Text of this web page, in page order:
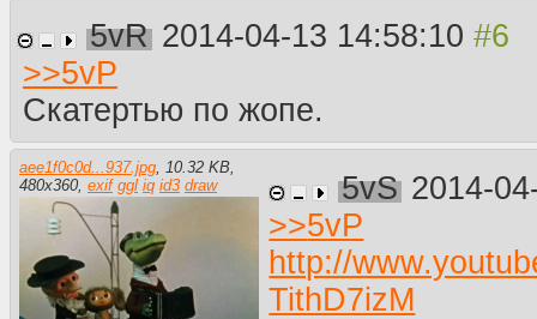
5vR 2014-04-13 14:58:10
>>5vP
Скатертью по жопе.
aee1f0c0d...937.jpg, 10.32 KB,
480x360, exif ggl iq id3 draw 5vS 2014-
>>5vP
http://
TithD7izM